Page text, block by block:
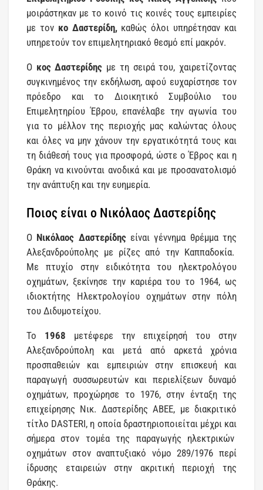
μοιράστηκαν με το κοινό τις κοινές τους εμπειρίες
με τον κο Δαστερίδη,καθώς όλοι υπηρέτησαν και
υπηρετούν τον επιμελητηριακό θεσμό επί μακρόν.
Ο κος Δαστερίδης με τη σειρά του, χαιρετίζοντας
συγκινημένος την εκδήλωση, αφού ευχαρίστησε τον
πρόεδρο και το Διοικητικό Συμβούλιο του
Επιμελητηρίου Έβρου, επανέλαβε την αγωνία του
για το μέλλον της περιοχής μας καλώντας όλους
και όλες να μην χάνουν την εργατικότητά τους και
τη διάθεσή τους για προσφορά, ώστε ο Έβρος και η
Θράκη να κινούνται ανοδικά και με προσανατολισμό
την ανάπτυξη και την ευημερία.
Ποιος είναι ο Νικόλαος Δαστερίδης
Ο Νικόλαος Δαστερίδηςείναι γέννημα θρέμμα της
Αλεξανδρούπολης με ρίζες από την Καππαδοκία.
Με πτυχίο στην ειδικότητα του ηλεκτρολόγου
οχημάτων, ξεκίνησε την καριέρα του το 1964, ως
ιδιοκτήτης Ηλεκτρολογίου οχημάτων στην πόλη
του Διδυμοτείχου.
Το 1968 μετέφερε την επιχείρησή του στην
Αλεξανδρούπολη και μετά από αρκετά χρόνια
προσπαθειών και εμπειριών στην επισκευή και
παραγωγή συσσωρευτών και περιελίξεων δυναμό
οχημάτων, προχώρησε το 1976, στην ένταξη της
επιχείρησης Νικ. Δαστερίδης ΑΒΕΕ, με διακριτικό
τίτλο DASTERI, η οποία δραστηριοποιείται μέχρι και
σήμερα στον τομέα της παραγωγής ηλεκτρικών
οχημάτων στον αναπτυξιακό νόμο 289/1976 περί
ίδρυσης εταιρειών στην ακριτική περιοχή της
Θράκης.